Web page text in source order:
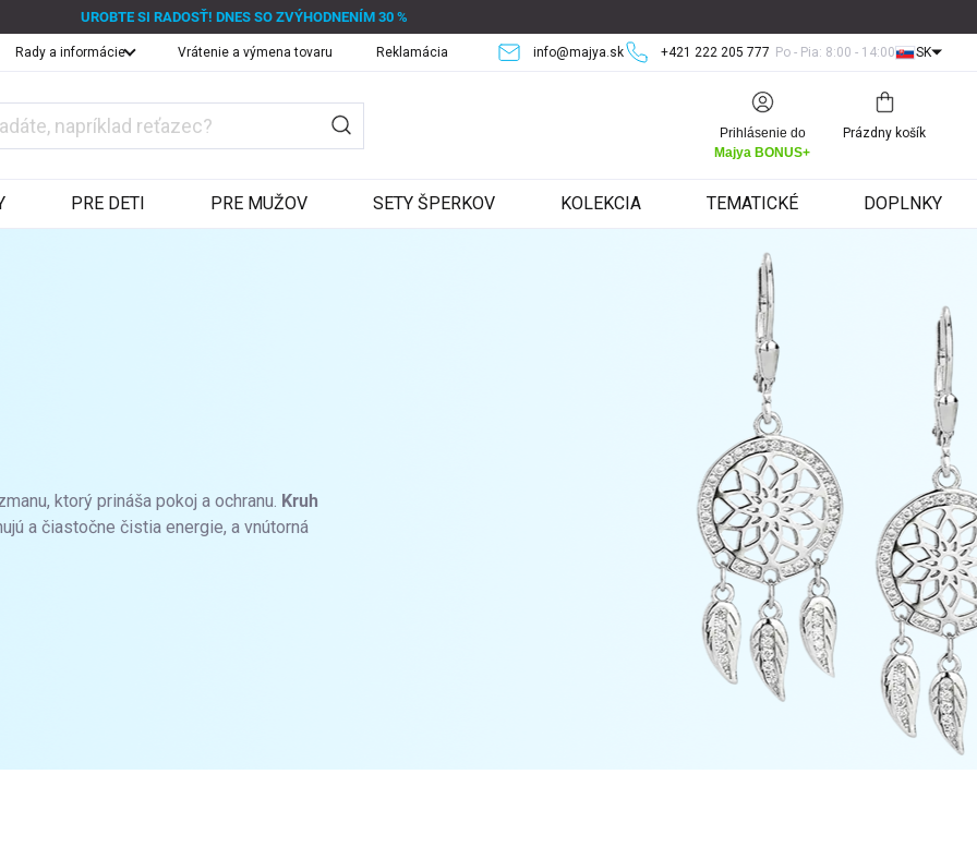
UROBTE SI RADOSŤ! DNES SO ZVÝHODNENÍM 30 %
+421 222 205 777 Po - Pia: 8:00 - 14:00
info@majya.sk
Rady a informácie Vrátenie a výmena tovaru Reklamácia SK
Prihlásenie do
Majya BONUS+
Nákupný
košík
Prázdny košík
PRE DETI PRE MUŽOV SETY ŠPERKOV KOLEKCIA TEMATICKÉ DOPLNKY
ktorý prináša pokoj a ochranu. Kruh
a čiastočne čistia energie, a vnútorná